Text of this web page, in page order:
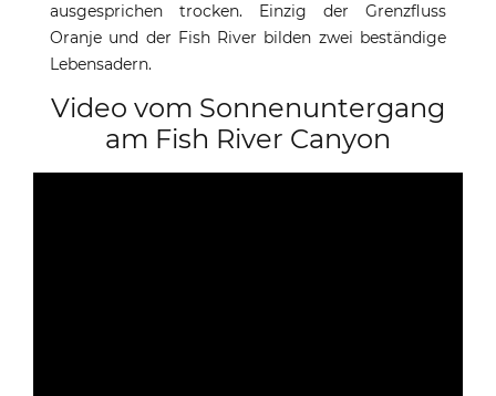
ausgesprichen trocken. Einzig der Grenzfluss
Oranje und der Fish River bilden zwei beständige
Lebensadern.
Video vom Sonnenuntergang
am Fish River Canyon